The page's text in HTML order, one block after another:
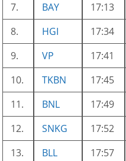
7.
BAY 17:13
8.
HGI 17:34
9.
VP 17:41
10.
TKBN 17:45
11.
BNL 17:49
12.
SNKG 17:52
13.
BLL 17:57